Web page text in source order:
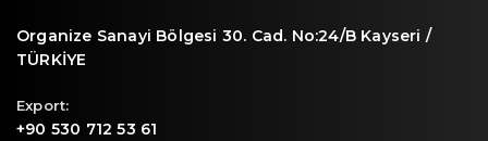
Organize Sanayi Bölgesi 30. Cad. No:24/B Kayseri /
TÜRKİYE
Export:
+90 530 712 53 61